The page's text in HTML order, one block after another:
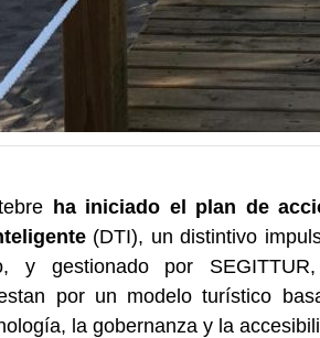
ha iniciado el plan de
(DTI), un distintivo
y gestionado por
por un modelo turístico
la gobernanza y la